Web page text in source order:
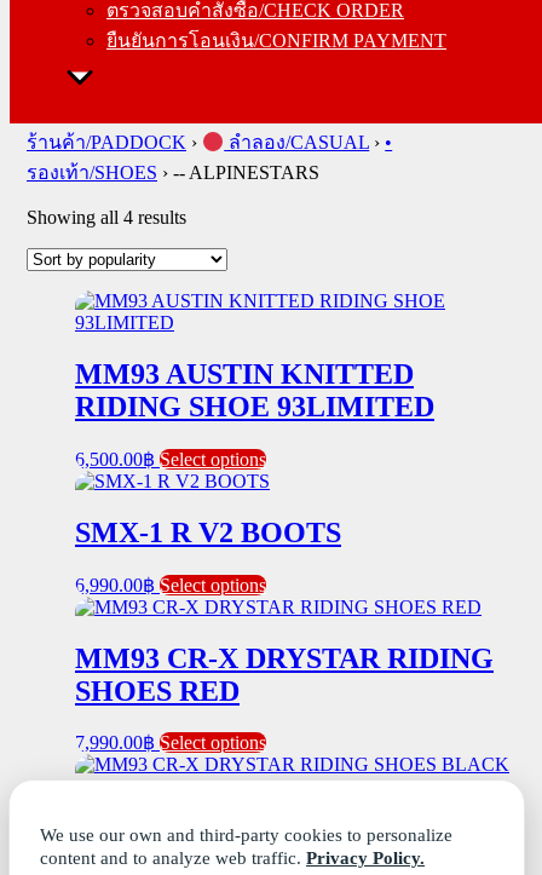
ตรวจสอบคำสั่งซื้อ/CHECK ORDER
ยืนยันการโอนเงิน/CONFIRM PAYMENT
ร้านค้า/PADDOCK › ลำลอง/CASUAL › •
รองเท้า/SHOES › -- ALPINESTARS
Showing all 4 resultsSorted
popularity
MM93 AUSTIN KNITTED
RIDING SHOE 93LIMITED
6,500.00฿ Select optionsThis
product
multiple
variants.
options
may
chosen
on
page
SMX-1 R V2 BOOTS
6,990.00฿ Select optionsThis
product
multiple
variants.
may
be
chosen
product
page
MM93 CR-X DRYSTAR RIDING
SHOES RED
7,990.00฿ Select optionsThis
product
has
variants.
The
SHOES BLACK
We use our own and third-party cookies to personalize
content and to analyze web traffic. Privacy Policy.